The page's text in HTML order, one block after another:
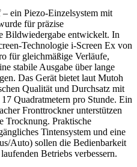
ein Piezo-Einzelsystem mit
für präzise
Bildwiedergabe entwickelt. In
Technologie i-Screen Ex von
für gleichmäßige Verläufe,
stabile Ausgabe über lange
Das Gerät bietet laut Mutoh
Qualität und Durchsatz mit
Quadratmetern pro Stunde. Ein
Fronttrockner unterstützen
Trocknung. Praktische
Tintensystem und eine
Auto) sollen die Bedienbarkeit
Betriebs verbessern.